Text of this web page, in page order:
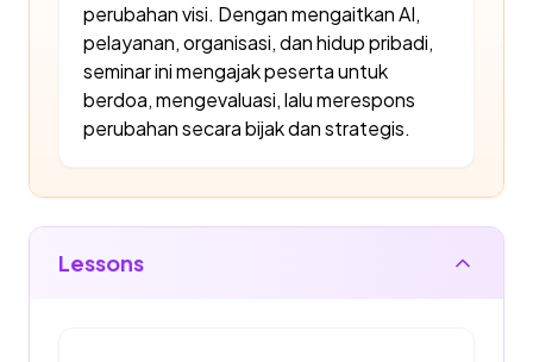
perubahan visi. Dengan mengaitkan AI,
pelayanan, organisasi, dan hidup pribadi,
seminar ini mengajak peserta untuk
berdoa, mengevaluasi, lalu merespons
perubahan secara bijak dan strategis.
Lessons